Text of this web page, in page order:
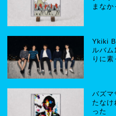
まなか
Ykiki
ルバム
りに
バズマ
たなけ
った